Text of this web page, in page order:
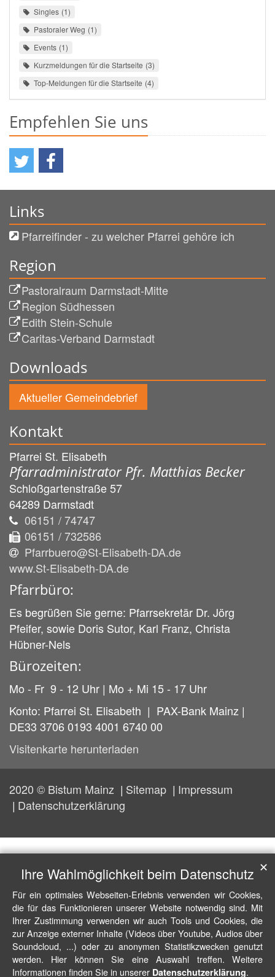
Singles 1
Pastoraler Weg 1
Events 1
Kurzmeldungen für die Startseite 3
Top-Meldungen für die Startseite 4
Empfehlen Sie uns
Links
Pfarreifinder - zu welcher Pfarrei gehöre ich
Region
Pastoralraum Darmstadt-Mitte
Region Südhessen
Edith Stein-Schule
Caritas-Verband Darmstadt
Downloads
Aktueller Gemeindebrief
Kontakt
Pfarrei St. Elisabeth
Pfarradministrator Pfr. Matthias Becker
Schloßgartenstraße 57
64289 Darmstadt
06151 / 74747
06151 / 732586
Pfarrbuero@St-Elisabeth-DA.de
www.St-Elisabeth-DA.de
Pfarrbüro:
Es begrüßen Sie gerne: Pfarrsekretär Dr. Jörg
Pfeifer, sowie Doris Sutor, Karl Franz, Christa
Hübner-Nels
Bürozeiten:
Mo - Fr 9 - 12 Uhr | Mo + Mi 15 - 17 Uhr
Konto: Pfarrei St. Elisabeth | PAX-Bank Mainz |
DE33 3706 0193 4001 6740 00
Visitenkarte herunterladen
2020 © Bistum Mainz Sitemap
Impressum
Datenschutzerklärung
Ihre Wahlmöglichkeit beim Datenschutz
Für ein optimales Webseiten-Erlebnis verwenden wir Cookies,
die für das Funktionieren unserer Website notwendig sind. Mit
Ihrer Zustimmung verwenden wir auch Tools und Cookies, die
zur Anzeige externer Inhalte (Videos über Youtube, Audios über
Soundcloud, ...) oder zu anonymen Statistikzwecken genutzt
werden. Hier können Sie eine Auswahl treffen. Weitere
Informationen finden Sie in unserer Datenschutzerklärung.
✕